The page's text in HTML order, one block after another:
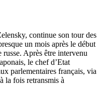
continue son tour des
un mois après le début
russe. Après être intervenu
le chef d’Etat
parlementaires français, via
la fois retransmis à